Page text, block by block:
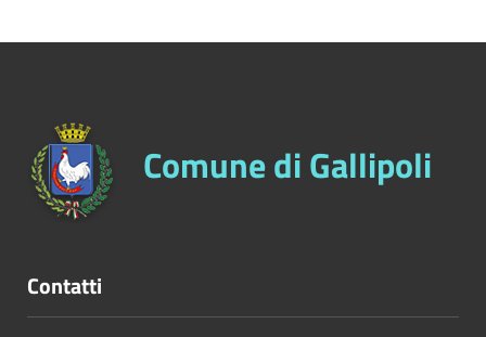
Comune di Gallipoli
Contatti